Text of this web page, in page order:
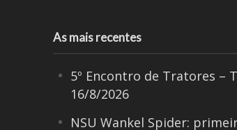
As mais recentes
5º Encontro de Tratores –
16/8/2026
NSU Wankel Spider: